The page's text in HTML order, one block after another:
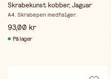
Skrabekunst kobber, Jaguar
A4. Skrabepen medfølger.
93,00 kr
På lager